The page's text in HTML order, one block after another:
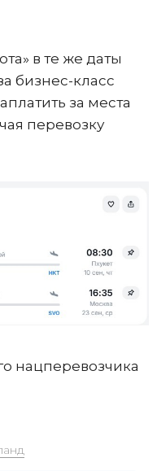
в те же даты
бизнес-класс
за места
перевозку
нацперевозчика